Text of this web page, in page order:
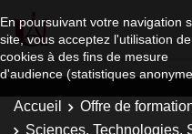
En poursuivant votre navigation
site, vous acceptez l'utilisation de
cookies à des fins de mesure
d'audience (statistiques
Accueil Offre de
Sciences, Technologies,